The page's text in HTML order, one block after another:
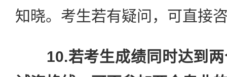
知晓。考生若有疑问，可直接
10.若考生成绩同时达到